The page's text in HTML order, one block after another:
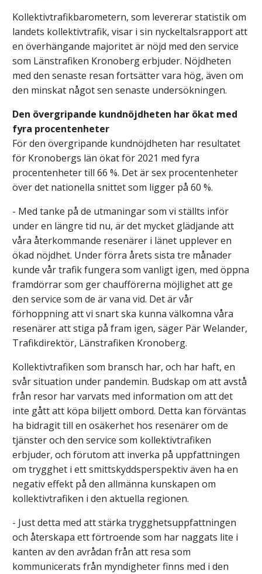
Kollektivtrafikbarometern, som levererar statistik om
landets kollektivtrafik, visar i sin nyckeltalsrapport att
en överhängande majoritet är nöjd med den service
som Länstrafiken Kronoberg erbjuder. Nöjdheten
med den senaste resan fortsätter vara hög, även om
den minskat något sen senaste undersökningen.
Den övergripande kundnöjdheten har ökat med
fyra procentenheter
För den övergripande kundnöjdheten har resultatet
för Kronobergs län ökat för 2021 med fyra
procentenheter till 66 %. Det är sex procentenheter
över det nationella snittet som ligger på 60 %.
- Med tanke på de utmaningar som vi ställts inför
under en längre tid nu, är det mycket glädjande att
våra återkommande resenärer i länet upplever en
ökad nöjdhet. Under förra årets sista tre månader
kunde vår trafik fungera som vanligt igen, med öppna
framdörrar som ger chaufförerna möjlighet att ge
den service som de är vana vid. Det är vår
förhoppning att vi snart ska kunna välkomna våra
resenärer att stiga på fram igen, säger Pär Welander,
Trafikdirektör, Länstrafiken Kronoberg.
Kollektivtrafiken som bransch har, och har haft, en
svår situation under pandemin. Budskap om att avstå
från resor har varvats med information om att det
inte gått att köpa biljett ombord. Detta kan förväntas
ha bidragit till en osäkerhet hos resenärer om de
tjänster och den service som kollektivtrafiken
erbjuder, och förutom att inverka på uppfattningen
om trygghet i ett smittskyddsperspektiv även ha en
negativ effekt på den allmänna kunskapen om
kollektivtrafiken i den aktuella regionen.
- Just detta med att stärka trygghetsuppfattningen
och återskapa ett förtroende som har naggats lite i
kanten av den avrådan från att resa som
kommunicerats från myndigheter finns med i den